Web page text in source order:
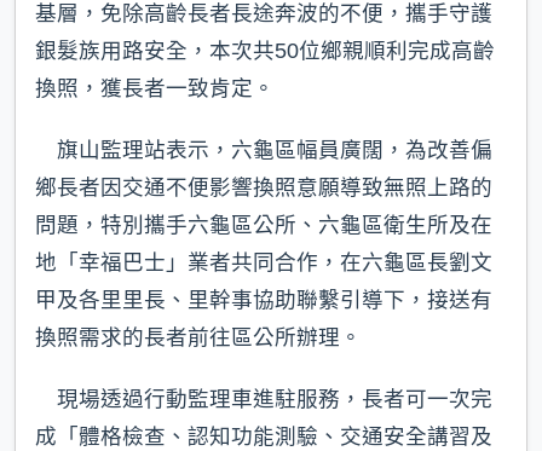
基層，免除高齡長者長途奔波的不便，攜手守護
銀髮族用路安全，本次共50位鄉親順利完成高齡
換照，獲長者一致肯定。
旗山監理站表示，六龜區幅員廣闊，為改善偏
鄉長者因交通不便影響換照意願導致無照上路的
問題，特別攜手六龜區公所、六龜區衛生所及在
地「幸福巴士」業者共同合作，在六龜區長劉文
甲及各里里長、里幹事協助聯繫引導下，接送有
換照需求的長者前往區公所辦理。
現場透過行動監理車進駐服務，長者可一次完
成「體格檢查、認知功能測驗、交通安全講習及